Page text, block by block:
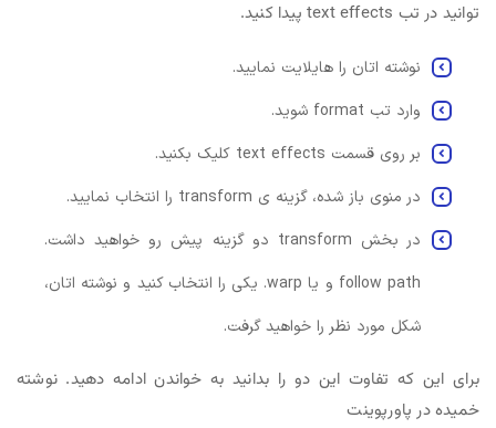
توانید در تب text effects پیدا کنید.
نوشته اتان را هایلایت نمایید.
وارد تب format شوید.
بر روی قسمت text effects کلیک بکنید.
در منوی باز شده، گزینه ی transform را انتخاب نمایید.
در بخش transform دو گزینه پیش رو خواهید داشت.
follow path و یا warp. یکی را انتخاب کنید و نوشته اتان،
شکل مورد نظر را خواهید گرفت.
برای این که تفاوت این دو را بدانید به خواندن ادامه دهید. نوشته‌
خمیده در پاورپوینت